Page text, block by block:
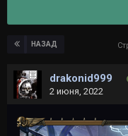
НАЗАД
drakonid999
2 июня, 2022